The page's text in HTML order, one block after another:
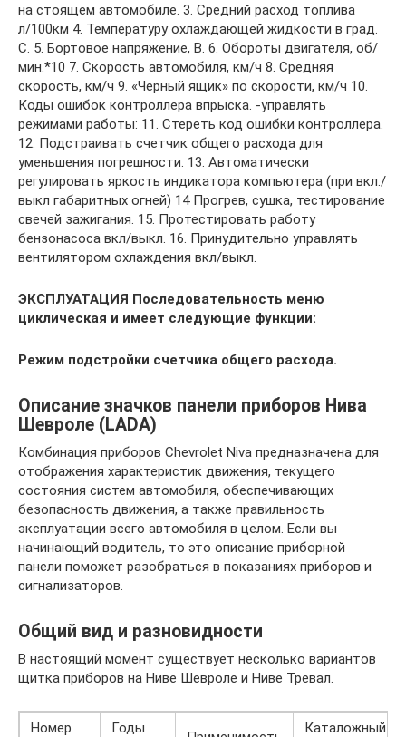
на стоящем автомобиле. 3. Средний расход топлива
л/100км 4. Температуру охлаждающей жидкости в град.
С. 5. Бортовое напряжение, В. 6. Обороты двигателя, об/
мин.*10 7. Скорость автомобиля, км/ч 8. Средняя
скорость, км/ч 9. «Черный ящик» по скорости, км/ч 10.
Коды ошибок контроллера впрыска. -управлять
режимами работы: 11. Стереть код ошибки контроллера.
12. Подстраивать счетчик общего расхода для
уменьшения погрешности. 13. Автоматически
регулировать яркость индикатора компьютера (при вкл./
выкл габаритных огней) 14 Прогрев, сушка, тестирование
свечей зажигания. 15. Протестировать работу
бензонасоса вкл/выкл. 16. Принудительно управлять
вентилятором охлаждения вкл/выкл.
ЭКСПЛУАТАЦИЯ Последовательность меню
циклическая и имеет следующие функции:
Режим подстройки счетчика общего расхода.
Описание значков панели приборов Нива
Шевроле (LADA)
Комбинация приборов Chevrolet Niva предназначена для
отображения характеристик движения, текущего
состояния систем автомобиля, обеспечивающих
безопасность движения, а также правильность
эксплуатации всего автомобиля в целом. Если вы
начинающий водитель, то это описание приборной
панели поможет разобраться в показаниях приборов и
сигнализаторов.
Общий вид и разновидности
В настоящий момент существует несколько вариантов
щитка приборов на Ниве Шевроле и Ниве Тревал.
Номер
Годы
Каталожный